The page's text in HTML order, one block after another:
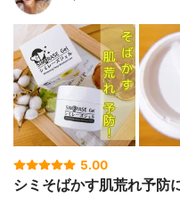
5.00
シミそばかす肌荒れ予防